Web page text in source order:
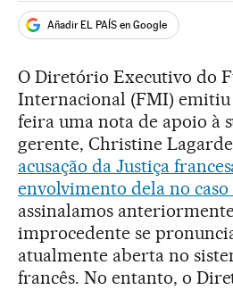
Añadir EL PAÍS en Google
O Diretório Executivo do
Internacional (FMI)
feira uma nota de apoio à
gerente, Christine
acusação da Justiça
envolvimento dela no caso
assinalamos
improcedente se
atualmente aberta no
francês. No entanto, o